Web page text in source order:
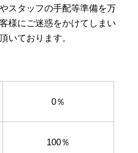
スタッフの手配等準備を万
様にご迷惑をかけてしまい
いております。
0％
100％